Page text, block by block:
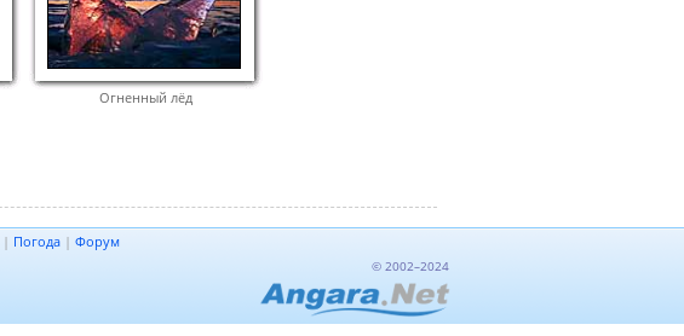
Огненный лёд
| Погода | Форум
© 2002–2024